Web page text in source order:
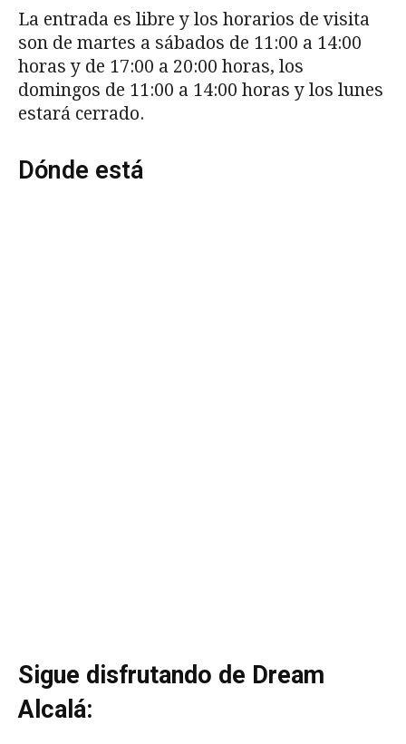
La entrada es libre y los horarios de visita
son de martes a sábados de 11:00 a 14:00
horas y de 17:00 a 20:00 horas, los
domingos de 11:00 a 14:00 horas y los lunes
estará cerrado.
Dónde está
Sigue disfrutando de Dream
Alcalá: